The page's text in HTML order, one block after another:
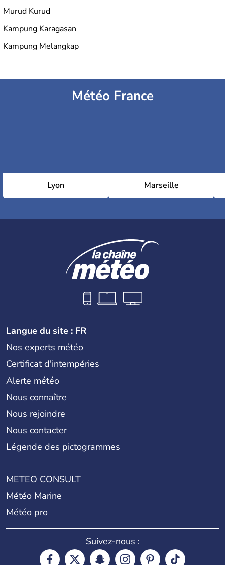
Murud Kurud
Kampung Karagasan
Kampung Melangkap
Météo France
Lyon Marseille
Langue du site : FR
Nos experts météo
Certificat d'intempéries
Alerte météo
Nous connaître
Nous rejoindre
Nous contacter
Légende des pictogrammes
METEO CONSULT
Météo Marine
Météo pro
Suivez-nous :